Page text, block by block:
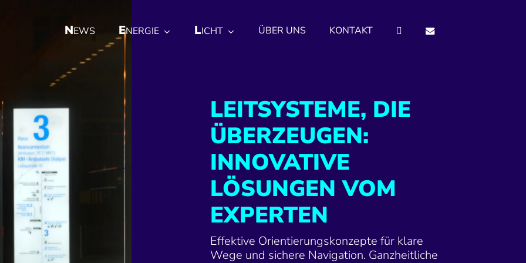
NEWS ENERGIE LICHT ÜBER UNS KONTAKT
LEITSYSTEME, DIE
ÜBERZEUGEN:
INNOVATIVE
LÖSUNGEN VOM
EXPERTEN
Effektive Orientierungskonzepte für klare
Wege und sichere Navigation. Ganzheitliche